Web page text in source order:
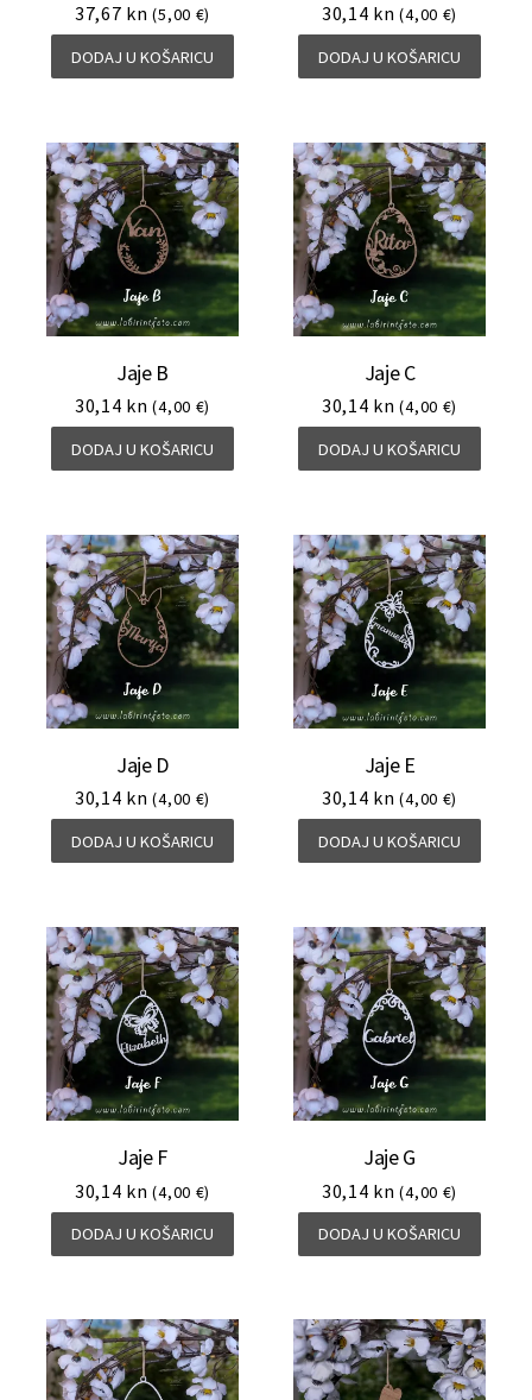
37,67 kn (5,00 €)
DODAJ U KOŠARICU
30,14 kn (4,00 €)
DODAJ U KOŠARICU
Jaje B
30,14 kn (4,00 €)
DODAJ U KOŠARICU
Jaje C
30,14 kn (4,00 €)
DODAJ U KOŠARICU
Jaje D
30,14 kn (4,00 €)
DODAJ U KOŠARICU
Jaje E
30,14 kn (4,00 €)
DODAJ U KOŠARICU
Jaje F
30,14 kn (4,00 €)
DODAJ U KOŠARICU
Jaje G
30,14 kn (4,00 €)
DODAJ U KOŠARICU